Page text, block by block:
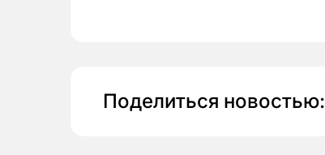
Поделиться новостью: